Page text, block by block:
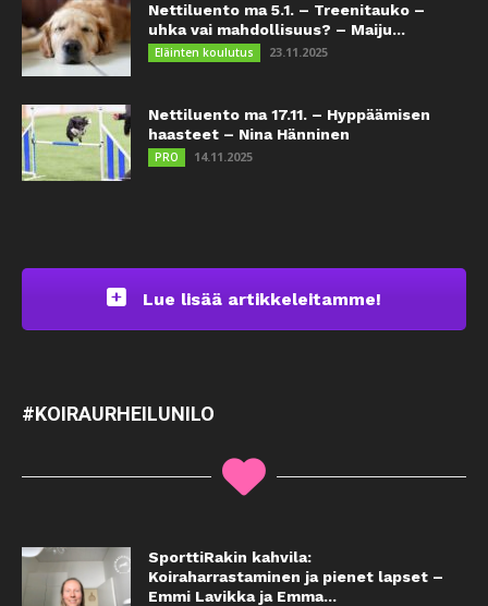
Nettiluento ma 5.1. – Treenitauko –
uhka vai mahdollisuus? – Maiju...
Eläinten koulutus 23.11.2025
Nettiluento ma 17.11. – Hyppäämisen
haasteet – Nina Hänninen
PRO 14.11.2025
Lue lisää artikkeleitamme!
#KOIRAURHEILUNILO
SporttiRakin kahvila:
Koiraharrastaminen ja pienet lapset –
Emmi Lavikka ja Emma...